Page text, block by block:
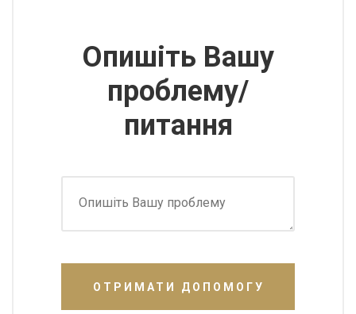
Опишіть Вашу
проблему/
питання
ОТРИМАТИ ДОПОМОГУ